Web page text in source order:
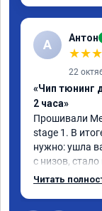
А Антон
★★★
22
«Чип тюнинг
2 часа»
Прошивали
stage 1. В
нужно: ушла
с низов, стало
Одни из
Читать